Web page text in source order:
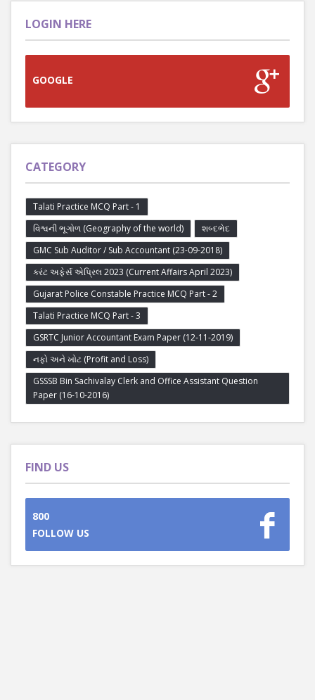
LOGIN HERE
GOOGLE
CATEGORY
Talati Practice MCQ Part - 1
વિશ્વની ભૂગોળ (Geography of the world)
શબ્દભેદ
GMC Sub Auditor / Sub Accountant (23-09-2018)
કરંટ અફેર્સ એપ્રિલ 2023 (Current Affairs April 2023)
Gujarat Police Constable Practice MCQ Part - 2
Talati Practice MCQ Part - 3
GSRTC Junior Accountant Exam Paper (12-11-2019)
નફો અને ખોટ (Profit and Loss)
GSSSB Bin Sachivalay Clerk and Office Assistant Question
Paper (16-10-2016)
FIND US
800
FOLLOW US